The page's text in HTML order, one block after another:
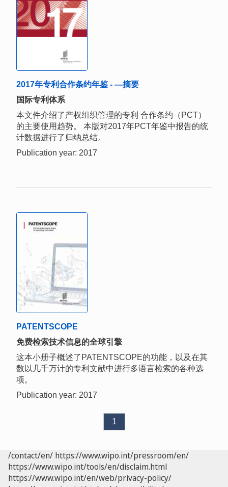
2017年专利合作条约年鉴 - —摘要
国际专利体系
本文件介绍了产权组织管理的专利 合作条约（PCT）
的主要使用趋势。 本版对2017年PCT年鉴中报告的统
计数据进行了归纳总结。
Publication year: 2017
PATENTSCOPE
免费检索技术信息的全球引擎
这本小册子概述了PATENTSCOPE的功能，以及在其
数以几千万计的专利文献中进行多语言检索的各种选
项。
Publication year: 2017
1
/contact/en/ https://www.wipo.int/pressroom/en/
https://www.wipo.int/tools/en/disclaim.html
https://www.wipo.int/en/web/privacy-policy/